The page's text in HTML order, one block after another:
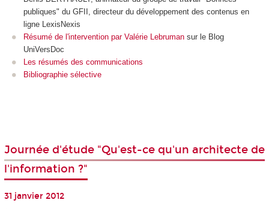
publiques" du GFII, directeur du développement des contenus en
ligne LexisNexis
Résumé de l'intervention par Valérie Lebruman sur le Blog
UniVersDoc
Les résumés des communications
Bibliographie sélective
Journée d'étude "Qu'est-ce qu'un architecte de
l'information ?"
31 janvier 2012